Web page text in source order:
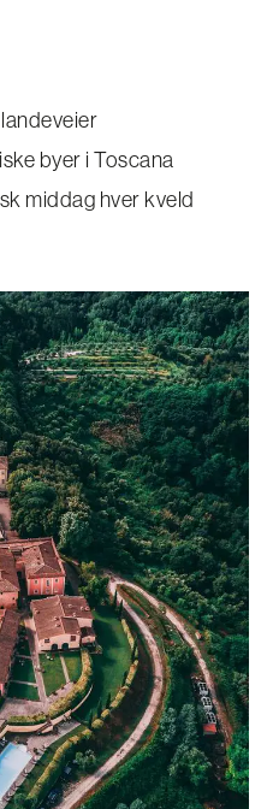
byer i Toscana
middag hver kveld